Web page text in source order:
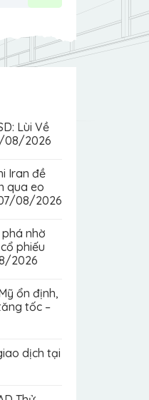
Lùi Về
08/2026
Iran đề
qua eo
08/2026
nhờ
phiếu
2026
ổn định,
tốc –
dịch tại